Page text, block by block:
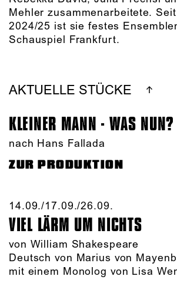
Mehler zusammenarbeitete.
2024/25 ist sie festes
Schauspiel Frankfurt.
AKTUELLE STÜCKE
KLEINER MANN - WAS NUN?
nach Hans Fallada
ZUR PRODUKTION
14.09./​17.09./​26.09.​
VIEL LÄRM UM NICHTS
von William Shakespeare
Deutsch von Marius von
mit einem Monolog von Lisa